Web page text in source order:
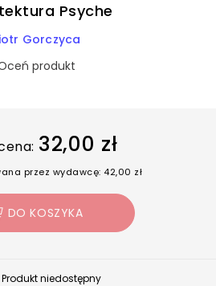
Psyche
Gorczyca
produkt
32,00 zł
przez wydawcę: 42,00 zł
DO KOSZYKA
Produkt niedostępny